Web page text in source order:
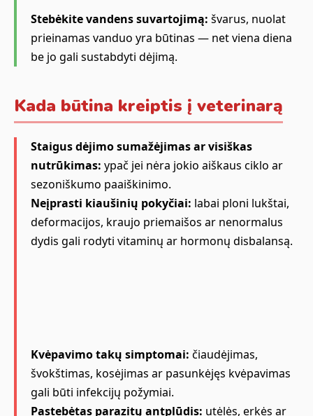
Stebėkite vandens suvartojimą: švarus, nuolat
prieinamas vanduo yra būtinas — net viena diena
be jo gali sustabdyti dėjimą.
Kada būtina kreiptis į veterinarą
Staigus dėjimo sumažėjimas ar visiškas
nutrūkimas: ypač jei nėra jokio aiškaus ciklo ar
sezoniškumo paaiškinimo.
Neįprasti kiaušinių pokyčiai: labai ploni lukštai,
deformacijos, kraujo priemaišos ar nenormalus
dydis gali rodyti vitaminų ar hormonų disbalansą.
Kvėpavimo takų simptomai: čiaudėjimas,
švokštimas, kosėjimas ar pasunkėjęs kvėpavimas
gali būti infekcijų požymiai.
Pastebėtas parazitų antplūdis: utėlės, erkės ar